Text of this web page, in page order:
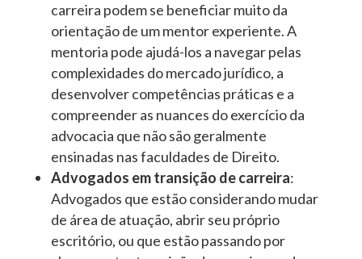
carreira podem se beneficiar muito da
orientação de um mentor experiente. A
mentoria pode ajudá-los a navegar pelas
complexidades do mercado jurídico, a
desenvolver competências práticas e a
compreender as nuances do exercício da
advocacia que não são geralmente
ensinadas nas faculdades de Direito.
Advogados em transição de carreira:
Advogados que estão considerando mudar
de área de atuação, abrir seu próprio
escritório, ou que estão passando por